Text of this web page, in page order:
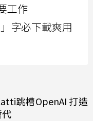
工作
字必下載爽用
跳槽OpenAI 打造